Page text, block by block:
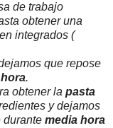
de trabajo
obtener una
integrados (
que repose
.
obtener la pasta
y dejamos
durante media hora